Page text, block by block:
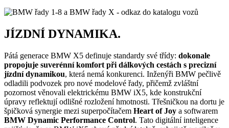
JÍZDNÍ DYNAMIKA.
Pátá generace BMW X5 definuje standardy své třídy: dokonale
propojuje suverénní komfort při dálkových cestách s precizní
jízdní dynamikou, která nemá konkurenci. Inženýři BMW pečlivě
odladili podvozek pro nové modelové řady, přičemž zvláštní
pozornost věnovali elektrickému BMW iX5, kde konstrukční
úpravy reflektují odlišné rozložení hmotnosti. Třešničkou na dortu je
špičková synergie mezi superpočítačem Heart of Joy a softwarem
BMW Dynamic Performance Control. Tato digitální inteligence